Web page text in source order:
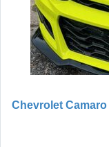
Chevrolet Camaro